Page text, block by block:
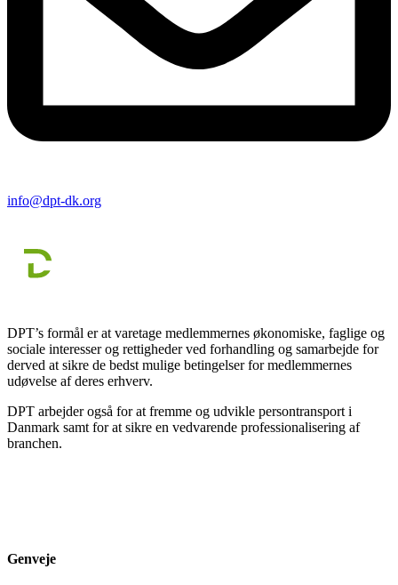
info@dpt-dk.org
DPT’s formål er at varetage medlemmernes økonomiske, faglige og
sociale interesser og rettigheder ved forhandling og samarbejde for
derved at sikre de bedst mulige betingelser for medlemmernes
udøvelse af deres erhverv.
DPT arbejder også for at fremme og udvikle persontransport i
Danmark samt for at sikre en vedvarende professionalisering af
branchen.
Genveje